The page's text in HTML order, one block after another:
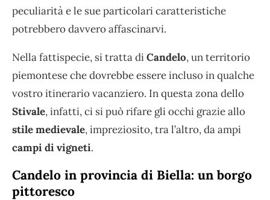
peculiarità e le sue particolari caratteristiche
potrebbero davvero affascinarvi.
Nella fattispecie, si tratta diCandelo, un territorio
piemontese che dovrebbe essere incluso in qualche
vostro itinerario vacanziero. In questa zona dello
Stivale, infatti, ci si può rifare gli occhi grazie allo
stile medievale, impreziosito, tra l’altro, da ampi
campi di vigneti.
Candelo in provincia di Biella: un borgo
pittoresco